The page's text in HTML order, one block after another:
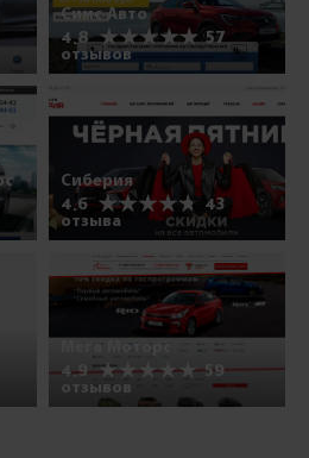
Симс Авто
4.8
57
отзывов
Сиберия
4.6
43
отзыва
Мега Моторс
4.9
59
отзывов